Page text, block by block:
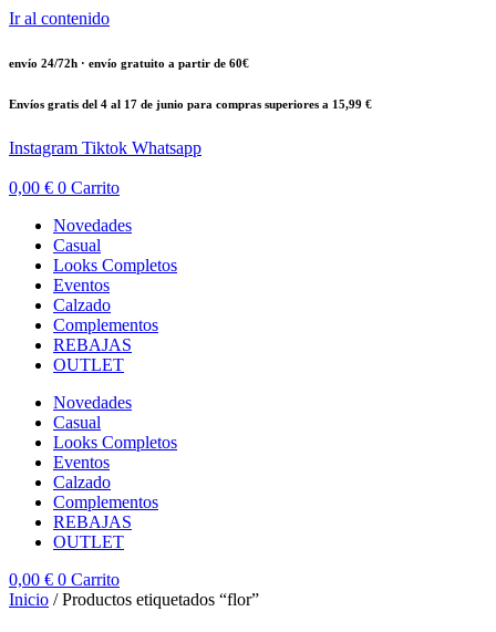
Ir al contenido
envío 24/72h · envío gratuito a partir de 60€
Envíos gratis del 4 al 17 de junio para compras superiores a 15,99 €
Instagram Tiktok Whatsapp
0,00 € 0 Carrito
Novedades
Casual
Looks Completos
Eventos
Calzado
Complementos
REBAJAS
OUTLET
Novedades
Casual
Looks Completos
Eventos
Calzado
Complementos
REBAJAS
OUTLET
0,00 € 0 Carrito
Inicio / Productos etiquetados “flor”